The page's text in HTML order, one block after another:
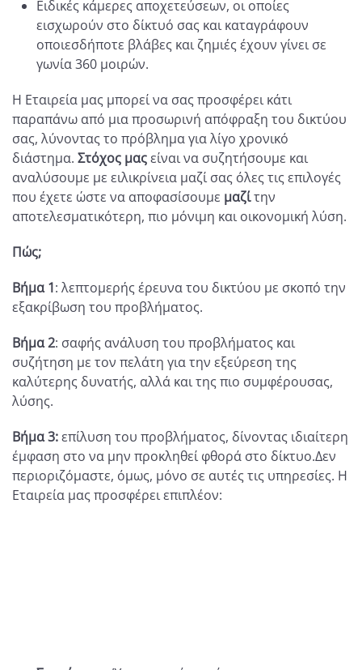
Ειδικές κάμερες αποχετεύσεων, οι οποίες
εισχωρούν στο δίκτυό σας και καταγράφουν
οποιεσδήποτε βλάβες και ζημιές έχουν γίνει σε
γωνία 360 μοιρών.
Η Εταιρεία μας μπορεί να σας προσφέρει κάτι
παραπάνω από μια προσωρινή απόφραξη του δικτύου
σας, λύνοντας το πρόβλημα για λίγο χρονικό
διάστημα. Στόχος μαςείναι να συζητήσουμε και
αναλύσουμε με ειλικρίνεια μαζί σας όλες τις επιλογές
που έχετε ώστε να αποφασίσουμε μαζίτην
αποτελεσματικότερη, πιο μόνιμη και οικονομική λύση.
Πώς;
Βήμα 1: λεπτομερής έρευνα του δικτύου με σκοπό την
εξακρίβωση του προβλήματος.
Βήμα 2: σαφής ανάλυση του προβλήματος και
συζήτηση με τον πελάτη για την εξεύρεση της
καλύτερης δυνατής, αλλά και της πιο συμφέρουσας,
λύσης.
Βήμα 3:επίλυση του προβλήματος, δίνοντας ιδιαίτερη
έμφαση στο να μην προκληθεί φθορά στο δίκτυο.Δεν
περιοριζόμαστε, όμως, μόνο σε αυτές τις υπηρεσίες. Η
Εταιρεία μας προσφέρει επιπλέον: